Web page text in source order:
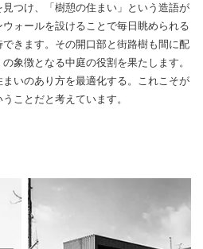
見つけ、「樹憩の住まい」という造語が
ォールを設けることで毎日眺められる
きます。その開口部と街路樹も間に配
象徴となる中庭の役割を果たします。
いのあり方を最適化する。これこそが
ことだと考えています。